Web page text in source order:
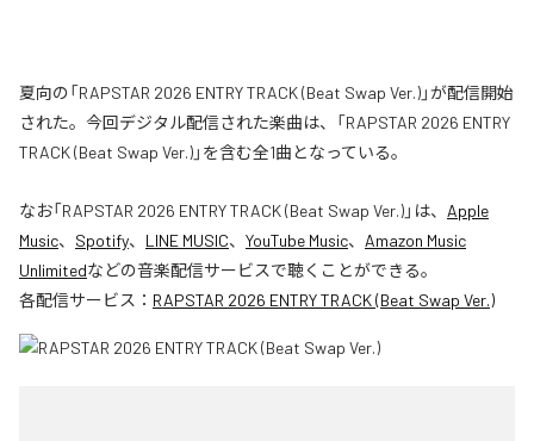
夏向の「RAPSTAR 2026 ENTRY TRACK (Beat Swap Ver.)」が配信開始
された。今回デジタル配信された楽曲は、「RAPSTAR 2026 ENTRY
TRACK (Beat Swap Ver.)」を含む全1曲となっている。
なお「RAPSTAR 2026 ENTRY TRACK (Beat Swap Ver.)」は、 Apple
Music、 Spotify、 LINE MUSIC、 YouTube Music、 Amazon Music
Unlimitedなどの音楽配信サービスで聴くことができる。
各配信サービス： RAPSTAR 2026 ENTRY TRACK (Beat Swap Ver.)